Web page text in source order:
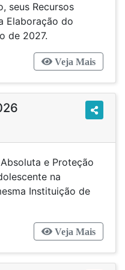
seus Recursos
Elaboração do
de 2027.
Veja Mais
e Proteção
na
Instituição de
Veja Mais